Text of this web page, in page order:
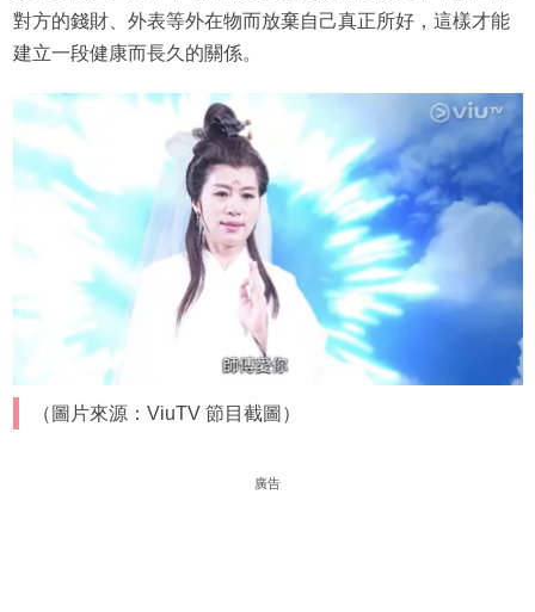
對方的錢財、外表等外在物而放棄自己真正所好，這樣才能
建立一段健康而長久的關係。
（圖片來源：ViuTV 節目截圖）
廣告